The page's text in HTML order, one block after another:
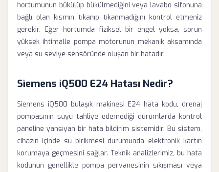
hortumunun bükülüp bükülmediğini veya lavabo sifonuna
bağlı olan kısmın tıkanıp tıkanmadığını kontrol etmeniz
gerekir. Eğer hortumda fiziksel bir engel yoksa, sorun
yüksek ihtimalle pompa motorunun mekanik aksamında
veya su seviye sensöründe oluşan bir hatadır.
Siemens iQ500 E24 Hatası Nedir?
Siemens iQ500 bulaşık makinesi E24 hata kodu, drenaj
pompasının suyu tahliye edemediği durumlarda kontrol
paneline yansıyan bir hata bildirim sistemidir. Bu sistem,
cihazın içinde su birikmesi durumunda elektronik kartın
korumaya geçmesini sağlar. Teknik analizlerimiz, bu hata
kodunun genellikle pompa pervanesinin sıkışması veya